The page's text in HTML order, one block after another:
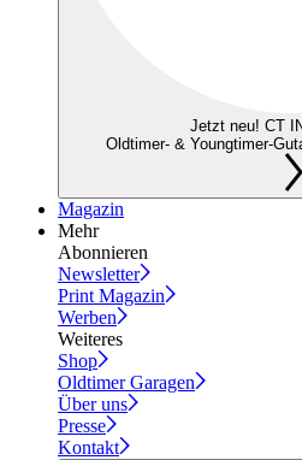
Jetzt neu! CT
Oldtimer- & Youngtimer-
Magazin
Mehr
Abonnieren
Newsletter
Print Magazin
Werben
Weiteres
Shop
Oldtimer Garagen
Über uns
Presse
Kontakt